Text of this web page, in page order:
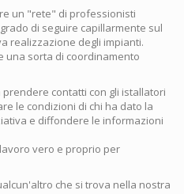
un "rete" di professionisti
di seguire capillarmente sul
realizzazione degli impianti.
una sorta di coordinamento
contatti con gli istallatori
le condizioni di chi ha dato la
e diffondere le informazioni
vero e proprio per
che si trova nella nostra